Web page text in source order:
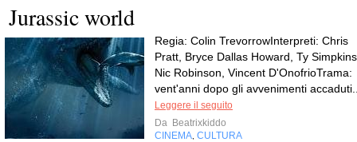
Jurassic world
Regia: Colin TrevorrowInterpreti: Chris
Pratt, Bryce Dallas Howard, Ty
Nic Robinson, Vincent D'OnofrioTrama:
vent'anni dopo gli avvenimenti
Leggere il seguito
Da Beatrixkiddo
CINEMA CULTURA